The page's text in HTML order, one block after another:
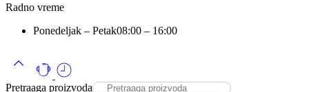
Radno vreme
Ponedeljak – Petak08:00 – 16:00
Pretraaga proizvoda